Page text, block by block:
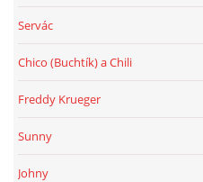
Servác
Chico (Buchtík) a Chili
Freddy Krueger
Sunny
Johny